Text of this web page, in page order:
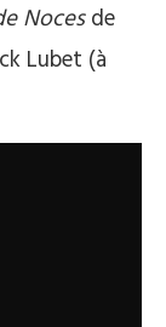
Nocesde
Lubet (à